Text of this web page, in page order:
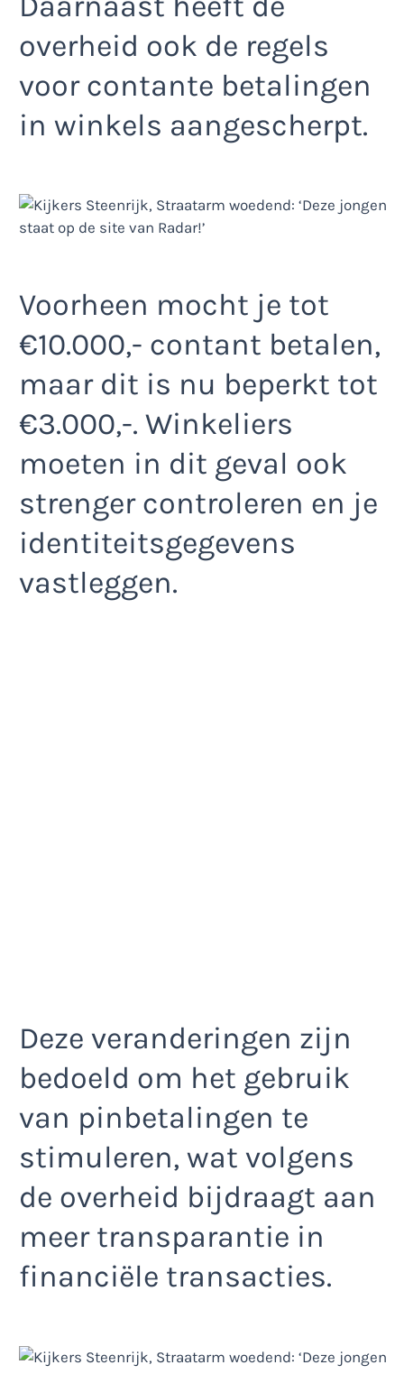
overheid ook de regels
voor contante betalingen
in winkels aangescherpt.
Voorheen mocht je tot
€10.000,- contant betalen,
maar dit is nu beperkt tot
€3.000,-. Winkeliers
moeten in dit geval ook
strenger controleren en je
identiteitsgegevens
vastleggen.
Deze veranderingen zijn
bedoeld om het gebruik
van pinbetalingen te
stimuleren, wat volgens
de overheid bijdraagt aan
meer transparantie in
financiële transacties.